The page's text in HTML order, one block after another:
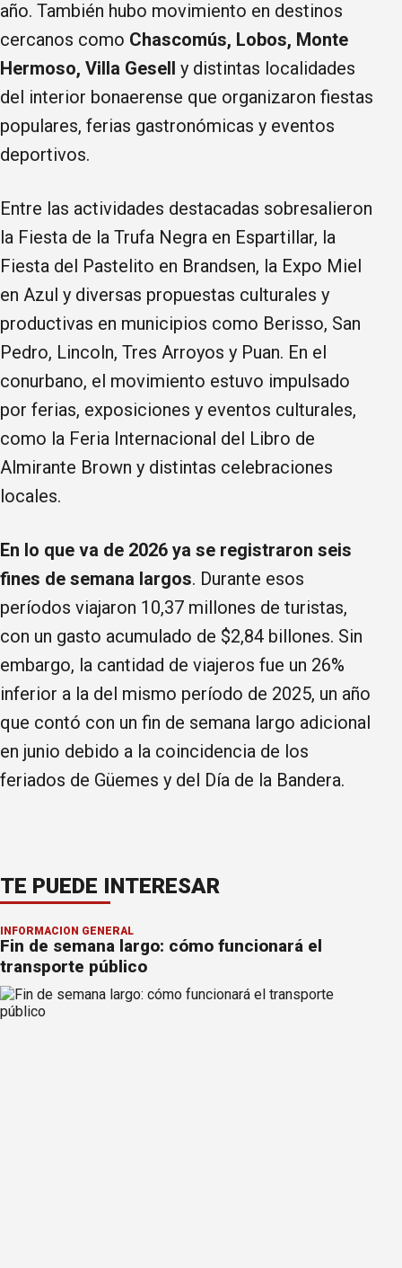
año. También hubo movimiento en destinos
cercanos como Chascomús, Lobos, Monte
Hermoso, Villa Gesell y distintas localidades
del interior bonaerense que organizaron fiestas
populares, ferias gastronómicas y eventos
deportivos.
Entre las actividades destacadas sobresalieron
la Fiesta de la Trufa Negra en Espartillar, la
Fiesta del Pastelito en Brandsen, la Expo Miel
en Azul y diversas propuestas culturales y
productivas en municipios como Berisso, San
Pedro, Lincoln, Tres Arroyos y Puan. En el
conurbano, el movimiento estuvo impulsado
por ferias, exposiciones y eventos culturales,
como la Feria Internacional del Libro de
Almirante Brown y distintas celebraciones
locales.
En lo que va de 2026 ya se registraron seis
fines de semana largos. Durante esos
períodos viajaron 10,37 millones de turistas,
con un gasto acumulado de $2,84 billones. Sin
embargo, la cantidad de viajeros fue un 26%
inferior a la del mismo período de 2025, un año
que contó con un fin de semana largo adicional
en junio debido a la coincidencia de los
feriados de Güemes y del Día de la Bandera.
TE PUEDE INTERESAR
INFORMACION GENERAL
Fin de semana largo: cómo funcionará el
transporte público